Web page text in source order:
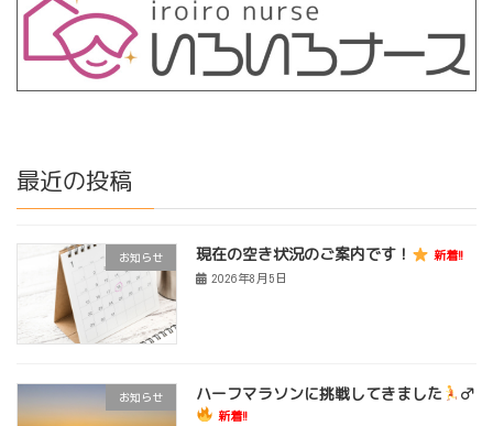
最近の投稿
お知らせ 現在の空き状況のご案内です！ 新着!!
2026年8月5日
お知らせ ハーフマラソンに挑戦してきました ‍♂
新着!!